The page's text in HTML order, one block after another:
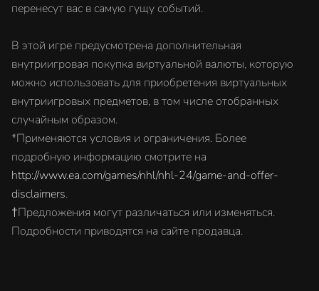
перенесут вас в самую гущу событий.
В этой игре предусмотрена дополнительная
внутриигровая покупка виртуальной валюты, которую
можно использовать для приобретения виртуальных
внутриигровых предметов, в том числе отобранных
случайным образом.
*Применяются условия и ограничения. Более
подробную информацию смотрите на
http://www.ea.com/games/nhl/nhl-24/game-and-offer-
disclaimers.
†Предложения могут различаться или изменяться.
Подробности приводятся на сайте продавца.